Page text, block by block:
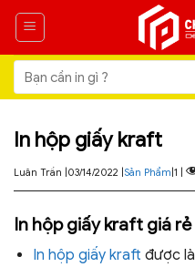
Skip
content
Tìm
kiếm:
In hộp giấy kraft
Luân Trần |03/14/2022 |Sản Phẩm|1 |
In hộp giấy kraft giá
In hộp giấy kraft được